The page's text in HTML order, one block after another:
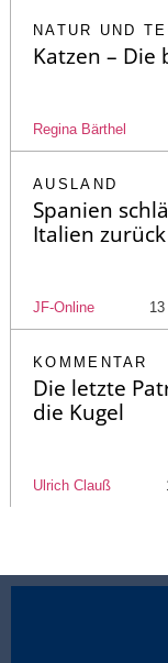
NATUR UND
Katzen – Die
Regina Bärthel
AUSLAND
Spanien
Italien zurück
JF-Online 13
KOMMENTAR
Die letzte
die Kugel
Ulrich Clauß